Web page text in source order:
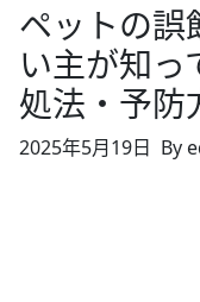
ペットの誤
い主が知っ
処法・予防
2025年5月19日 By